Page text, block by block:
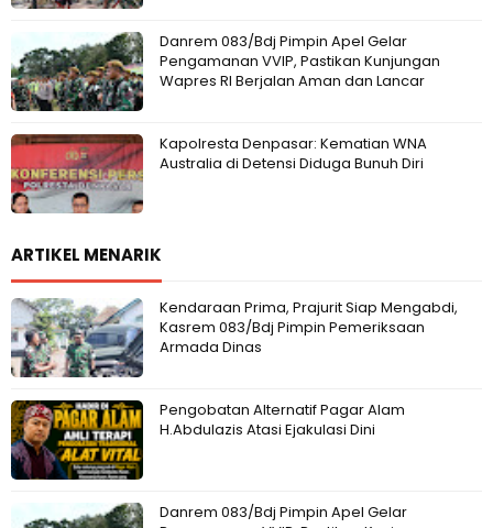
Danrem 083/Bdj Pimpin Apel Gelar
Pengamanan VVIP, Pastikan Kunjungan
Wapres RI Berjalan Aman dan Lancar
Kapolresta Denpasar: Kematian WNA
Australia di Detensi Diduga Bunuh Diri
ARTIKEL MENARIK
Kendaraan Prima, Prajurit Siap Mengabdi,
Kasrem 083/Bdj Pimpin Pemeriksaan
Armada Dinas
Pengobatan Alternatif Pagar Alam
H.Abdulazis Atasi Ejakulasi Dini
Danrem 083/Bdj Pimpin Apel Gelar